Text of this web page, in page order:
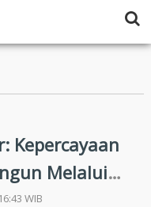
Kepercayaan
Melalui
Cepat dan
WIB